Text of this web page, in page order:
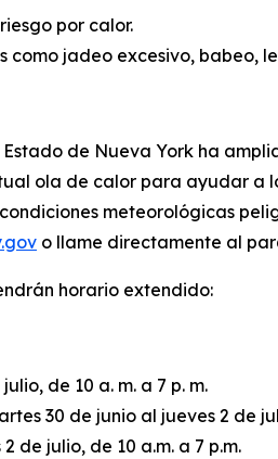
por calor.
como jadeo excesivo,
de Nueva York ha
ola de calor para ayudar a
meteorológicas
o llame directamente al
horario extendido:
de 10 a. m. a 7 p. m.
30 de junio al jueves 2 de
de julio, de 10 a.m. a 7 p.m.